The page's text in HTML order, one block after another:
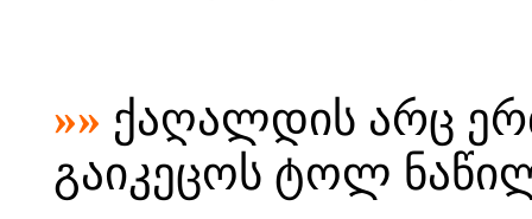
»» ქაღალდის არც
გაიკეცოს ტოლ